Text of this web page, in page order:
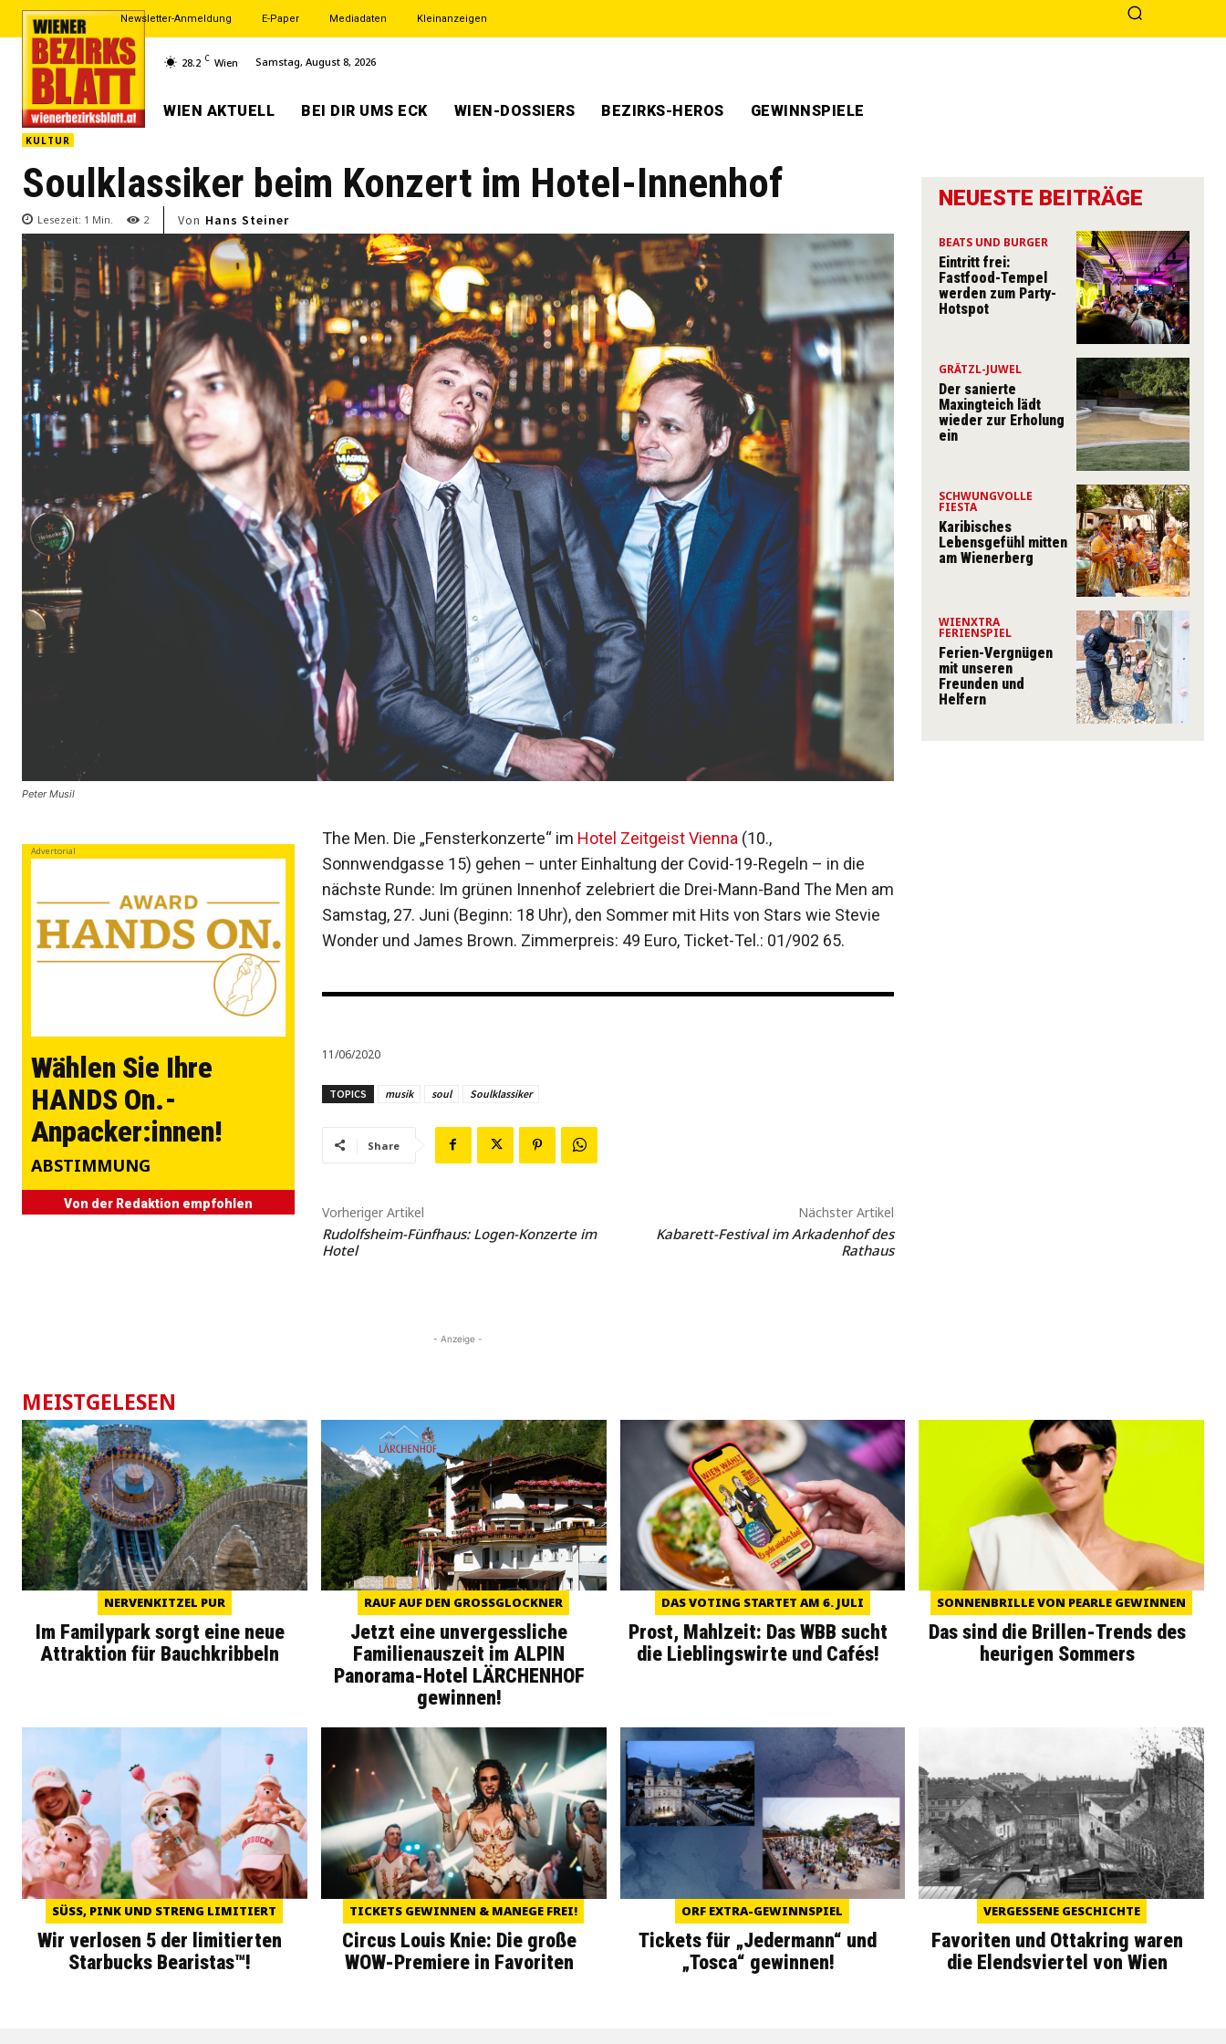
Newsletter-Anmeldung E-Paper Mediadaten Kleinanzeigen
28.2 C Wien Samstag, August 8, 2026
WIEN AKTUELL BEI DIR UMS ECK WIEN-DOSSIERS BEZIRKS-HEROS GEWINNSPIELE
KULTUR
Soulklassiker beim Konzert im Hotel-Innenhof
Lesezeit: 1 Min. 2 Von Hans Steiner
Peter Musil
Advertorial
Wählen Sie Ihre
HANDS On.-
Anpacker:innen!
ABSTIMMUNG
Von der Redaktion empfohlen
The Men. Die „Fensterkonzerte“ im Hotel Zeitgeist Vienna (10.,
Sonnwendgasse 15) gehen – unter Einhaltung der Covid-19-Regeln – in die
nächste Runde: Im grünen Innenhof zelebriert die Drei-Mann-Band The Men am
Samstag, 27. Juni (Beginn: 18 Uhr), den Sommer mit Hits von Stars wie Stevie
Wonder und James Brown. Zimmerpreis: 49 Euro, Ticket-Tel.: 01/902 65.
11/06/2020
TOPICS musik soul Soulklassiker
Share
Vorheriger Artikel
Rudolfsheim-Fünfhaus: Logen-Konzerte im
Hotel
Nächster Artikel
Kabarett-Festival im Arkadenhof des
Rathaus
- Anzeige -
NEUESTE BEITRÄGE
BEATS UND BURGER
Eintritt frei:
Fastfood-Tempel
werden zum Party-
Hotspot
GRÄTZL-JUWEL
Der sanierte
Maxingteich lädt
wieder zur Erholung
ein
SCHWUNGVOLLE
FIESTA
Karibisches
Lebensgefühl mitten
am Wienerberg
WIENXTRA
FERIENSPIEL
Ferien-Vergnügen
mit unseren
Freunden und
Helfern
MEISTGELESEN
NERVENKITZEL PUR
Im Familypark sorgt eine neue
Attraktion für Bauchkribbeln
RAUF AUF DEN GROSSGLOCKNER
Jetzt eine unvergessliche
Familienauszeit im ALPIN
Panorama-Hotel LÄRCHENHOF
gewinnen!
DAS VOTING STARTET AM 6. JULI
Prost, Mahlzeit: Das WBB sucht
die Lieblingswirte und Cafés!
SONNENBRILLE VON PEARLE GEWINNEN
Das sind die Brillen-Trends des
heurigen Sommers
SÜSS, PINK UND STRENG LIMITIERT
Wir verlosen 5 der limitierten
Starbucks Bearistas™!
TICKETS GEWINNEN & MANEGE FREI!
Circus Louis Knie: Die große
WOW-Premiere in Favoriten
ORF EXTRA-GEWINNSPIEL
Tickets für „Jedermann“ und
„Tosca“ gewinnen!
VERGESSENE GESCHICHTE
Favoriten und Ottakring waren
die Elendsviertel von Wien